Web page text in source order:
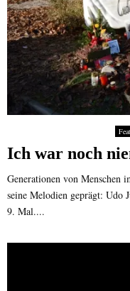
Ich war noch
Generationen von Menschen
seine Melodien geprägt: Udo
9. Mal....